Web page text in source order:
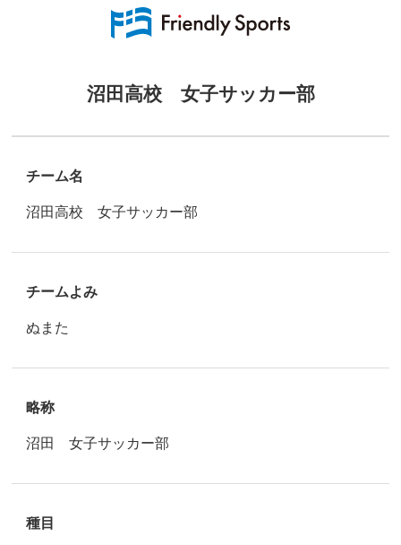
沼田高校 女子サッカー部
チーム名
沼田高校 女子サッカー部
チームよみ
ぬまた
略称
沼田 女子サッカー部
種目